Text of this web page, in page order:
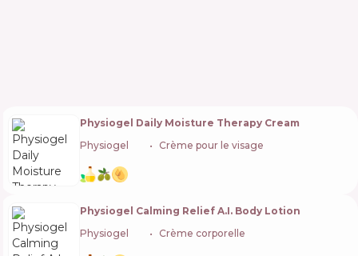
Physiogel Daily Moisture Therapy Cream
Physiogel
Crème pour le visage
Physiogel Calming Relief A.I. Body Lotion
Physiogel
Crème corporelle